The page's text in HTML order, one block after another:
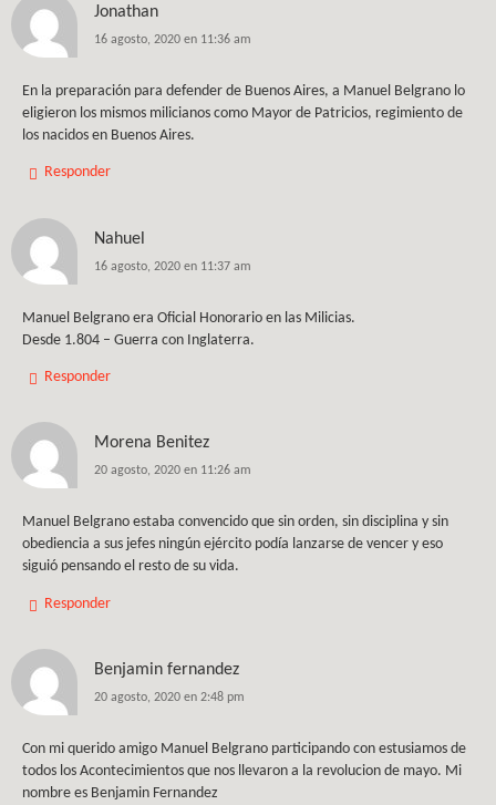
Jonathan
16 agosto, 2020 en 11:36 am
En la preparación para defender de Buenos Aires, a Manuel Belgrano lo
eligieron los mismos milicianos como Mayor de Patricios, regimiento de
los nacidos en Buenos Aires.
Responder
Nahuel
16 agosto, 2020 en 11:37 am
Manuel Belgrano era Oficial Honorario en las Milicias.
Desde 1.804 – Guerra con Inglaterra.
Responder
Morena Benitez
20 agosto, 2020 en 11:26 am
Manuel Belgrano estaba convencido que sin orden, sin disciplina y sin
obediencia a sus jefes ningún ejército podía lanzarse de vencer y eso
siguió pensando el resto de su vida.
Responder
Benjamin fernandez
20 agosto, 2020 en 2:48 pm
Con mi querido amigo Manuel Belgrano participando con estusiamos de
todos los Acontecimientos que nos llevaron a la revolucion de mayo. Mi
nombre es Benjamin Fernandez